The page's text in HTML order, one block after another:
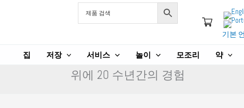
기본
집 저장 서비스 놀이 모조리 약
위에 20 수년간의 경험